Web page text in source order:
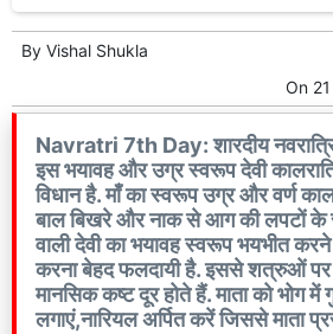
By Vishal Shukla
On
Navratri 7th Day: शारदीय
इस भयावह और उग्र स्वरूप देवी
विधान है. माँ का स्वरूप उग्र और वर्ण
बाल बिखरे और नाक से आग की लपटों के
वाली देवी का भयावह स्वरूप भयभीत
करना बेहद फलदायी है. इससे शत्रुओं
मानसिक कष्ट दूर होते हैं. माता को भोग में
लगाएं,नारियल अर्पित करें जिससे माता